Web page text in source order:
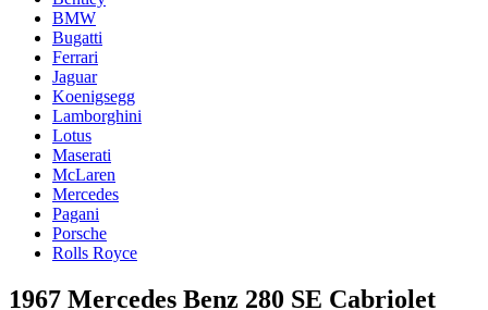
BMW
Bugatti
Ferrari
Jaguar
Koenigsegg
Lamborghini
Lotus
Maserati
McLaren
Mercedes
Pagani
Porsche
Rolls Royce
1967 Mercedes Benz 280 SE Cabriolet